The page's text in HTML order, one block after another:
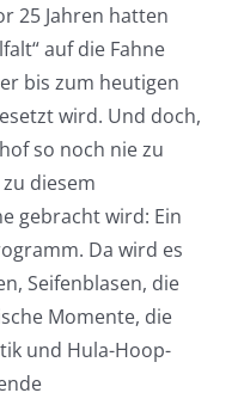
25 Jahren hatten
auf die Fahne
bis zum heutigen
wird. Und doch,
so noch nie zu
diesem
gebracht wird: Ein
Da wird es
Seifenblasen, die
Momente, die
und Hula-Hoop-